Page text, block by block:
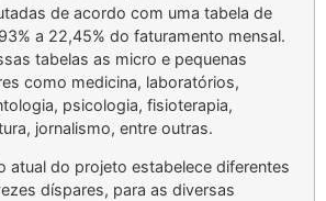
de acordo com uma tabela de
a 22,45% do faturamento mensal.
tabelas as micro e pequenas
como medicina, laboratórios,
psicologia, fisioterapia,
jornalismo, entre outras.
atual do projeto estabelece diferentes
díspares, para as diversas